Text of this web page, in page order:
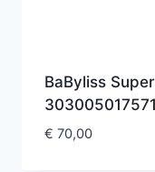
BaByliss
€ 70,00